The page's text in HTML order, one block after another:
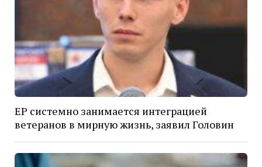
ЕР системно занимается интеграцией
ветеранов в мирную жизнь, заявил Головин